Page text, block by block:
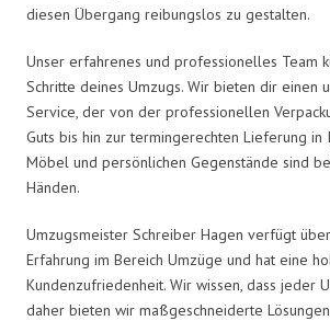
diesen Übergang reibungslos zu gestalten.
Unser erfahrenes und professionelles Team
Schritte deines Umzugs. Wir bieten dir einen
Service, der von der professionellen
Guts bis hin zur termingerechten Lieferung in
Möbel und persönlichen Gegenstände sind
Händen.
Umzugsmeister Schreiber Hagen verfügt
Erfahrung im Bereich Umzüge und hat eine
Kundenzufriedenheit. Wir wissen, dass jeder
daher bieten wir maßgeschneiderte